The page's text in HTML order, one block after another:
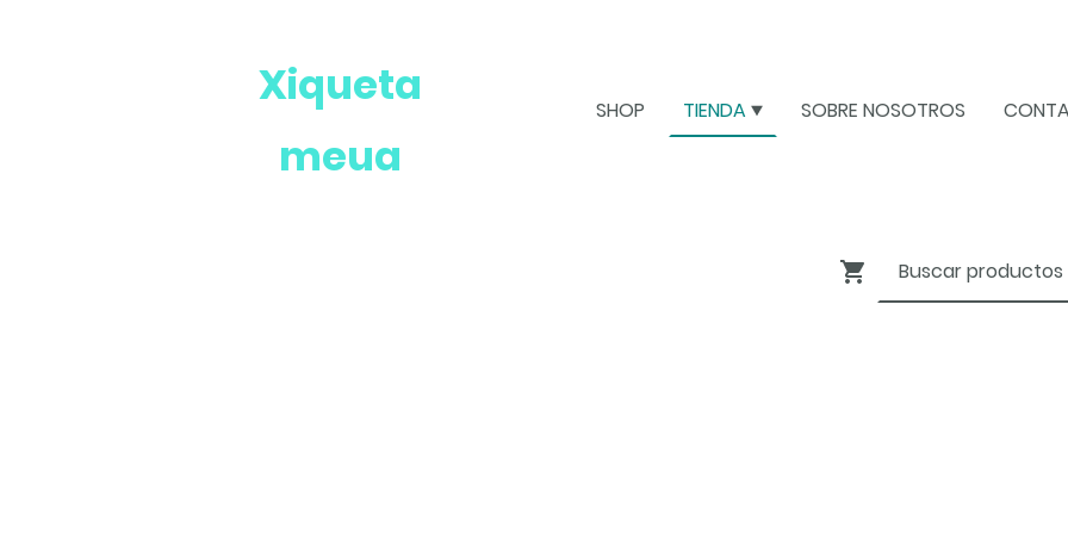
Xiqueta
meua
SHOP TIENDA SOBRE NOSOTROS